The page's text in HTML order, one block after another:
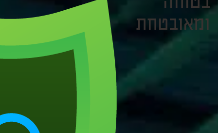
ומאובטחת